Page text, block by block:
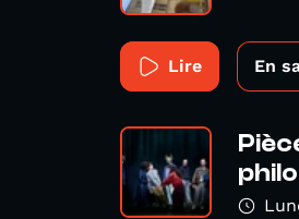
Lire En